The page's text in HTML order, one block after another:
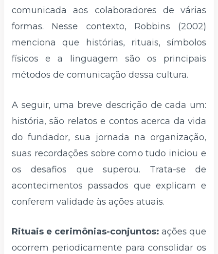
comunicada aos colaboradores de várias
formas. Nesse contexto, Robbins (2002)
menciona que histórias, rituais, símbolos
físicos e a linguagem são os principais
métodos de comunicação dessa cultura.
A seguir, uma breve descrição de cada um:
história, são relatos e contos acerca da vida
do fundador, sua jornada na organização,
suas recordações sobre como tudo iniciou e
os desafios que superou. Trata-se de
acontecimentos passados que explicam e
conferem validade às ações atuais.
Rituais e cerimônias-conjuntos: ações que
ocorrem periodicamente para consolidar os